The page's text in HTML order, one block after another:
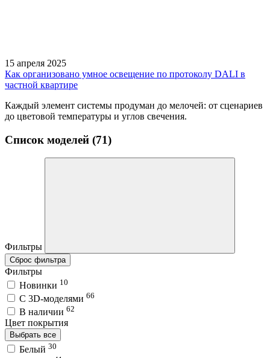
15 апреля 2025
Как организовано умное освещение по протоколу DALI в
частной квартире
Каждый элемент системы продуман до мелочей: от сценариев
до цветовой температуры и углов свечения.
Список моделей (71)
Фильтры
Сброс фильтра
Фильтры
Новинки 10
C 3D-моделями 66
В наличии 62
Цвет покрытия
Выбрать все
Белый 30